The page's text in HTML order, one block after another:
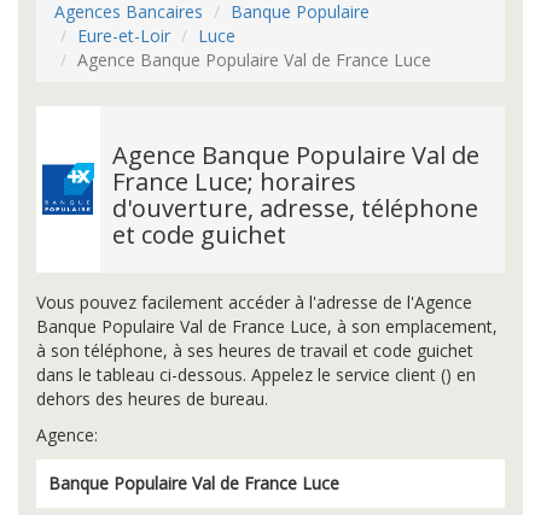
Agences Bancaires
Banque Populaire
Eure-et-Loir
Luce
Agence Banque Populaire Val de France Luce
Agence Banque Populaire Val de
France Luce; horaires
d'ouverture, adresse, téléphone
et code guichet
Vous pouvez facilement accéder à l'adresse de l'Agence
Banque Populaire Val de France Luce, à son emplacement,
à son téléphone, à ses heures de travail et code guichet
dans le tableau ci-dessous. Appelez le service client () en
dehors des heures de bureau.
Agence:
Banque Populaire Val de France Luce